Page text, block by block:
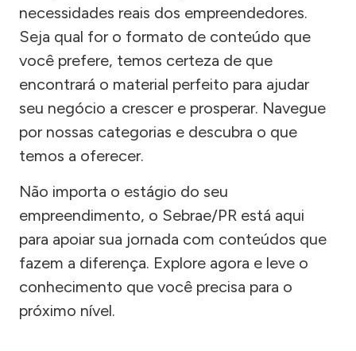
necessidades reais dos empreendedores.
Seja qual for o formato de conteúdo que
você prefere, temos certeza de que
encontrará o material perfeito para ajudar
seu negócio a crescer e prosperar. Navegue
por nossas categorias e descubra o que
temos a oferecer.
Não importa o estágio do seu
empreendimento, o Sebrae/PR está aqui
para apoiar sua jornada com conteúdos que
fazem a diferença. Explore agora e leve o
conhecimento que você precisa para o
próximo nível.